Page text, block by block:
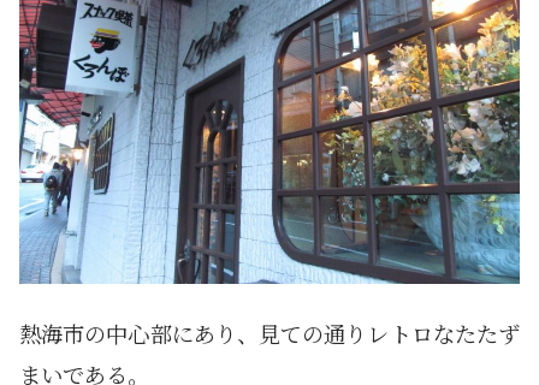
熱海市の中心部にあり、見ての通りレトロなたたず
まいである。